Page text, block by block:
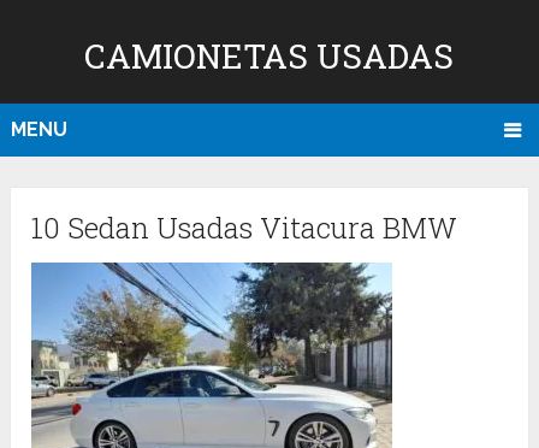
CAMIONETAS USADAS
MENU
10 Sedan Usadas Vitacura BMW